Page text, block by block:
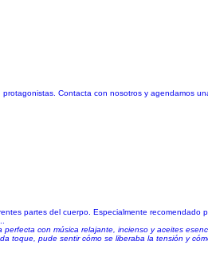
Contacta con nosotros y agendamos
partes del cuerpo. Especialmente recomendado
con música relajante, incienso y aceites
toque, pude sentir cómo se liberaba la tensión y